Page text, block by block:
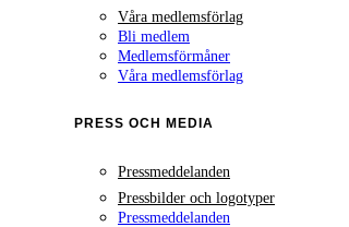
Våra medlemsförlag
Bli medlem
Medlemsförmåner
Våra medlemsförlag
PRESS OCH MEDIA
Pressmeddelanden
Pressbilder och logotyper
Pressmeddelanden